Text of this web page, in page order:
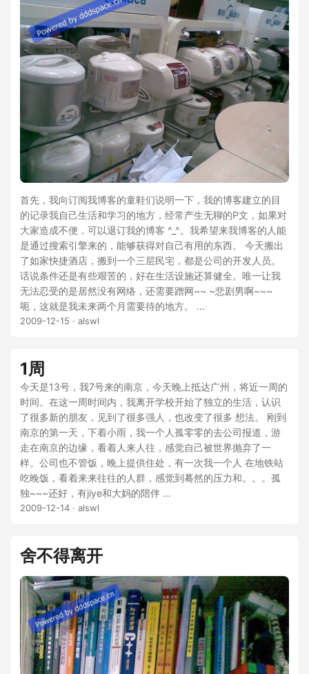
首先，我向订阅我博客的童鞋们说明一下，我的博客建立的目
的记录我自己生活和学习的地方，经常产生无聊的P文，如果对
大家造成不便，可以退订我的博客 ^_^。我希望来我博客的人能
是通过搜索引擎来的，能够获得对自己有用的东西。 今天搬出
了如家快捷酒店，搬到一个三层民宅，都是公司的开发人员。
话说条件还是有些艰苦的，好在生活设施还算健全。唯一让我
无法忍受的是居然没有网络，还需要蹭网~~ ~悲剧男啊~~~
呃，这就是我未来两个月需要待的地方。 ...
2009-12-15 · alswl
1周
今天是13号，我7号来的南京，今天晚上抵达广州，将近一周的
时间。在这一周时间内，我离开学校开始了独立的生活，认识
了很多新的朋友，见到了很多强人，也改变了很多 想法。 刚到
南京的第一天，下着小雨，我一个人孤零零的去公司报道，游
走在南京的边缘，看着人来人往，感觉自己被世界抛弃了一
样。公司也不管饭，晚上提供住处，有一次我一个人 在地铁站
吃晚饭，看着来来往往的人群，感觉到蓦然的压力和。。。孤
独~~~还好，有jiye和大妈的陪伴 ...
2009-12-14 · alswl
舍不得离开